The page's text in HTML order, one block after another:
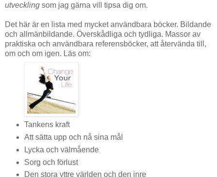
utveckling som jag gärna vill tipsa dig om.
Det här är en lista med mycket användbara böcker. Bildande
och allmänbildande. Överskådliga och tydliga. Massor av
praktiska och användbara referensböcker, att återvända till,
om och om igen. Läs om:
Tankens kraft
Att sätta upp och nå sina mål
Lycka och välmående
Sorg och förlust
Den stora yttre världen och den inre